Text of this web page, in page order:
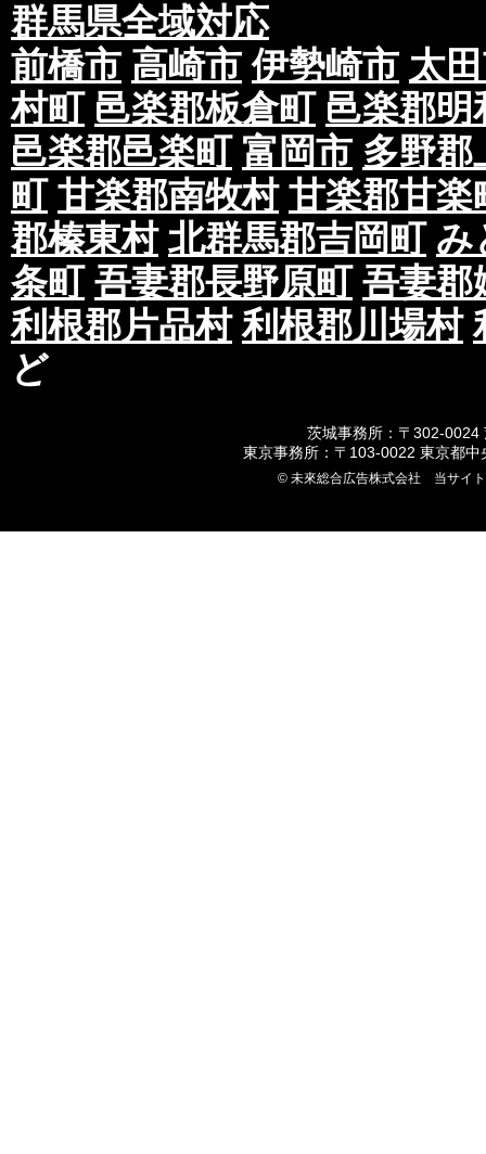
群馬県全域対応
前橋市 高崎市 伊勢崎市 太
村町 邑楽郡板倉町 邑楽郡明
邑楽郡邑楽町 富岡市 多野郡
町 甘楽郡南牧村 甘楽郡甘楽
郡榛東村 北群馬郡吉岡町 み
条町 吾妻郡長野原町 吾妻郡
利根郡片品村 利根郡川場村
ど
茨城事務所：〒302-0024
東京事務所：〒103-0022 東京都
© 未來総合広告株式会社 当サイ